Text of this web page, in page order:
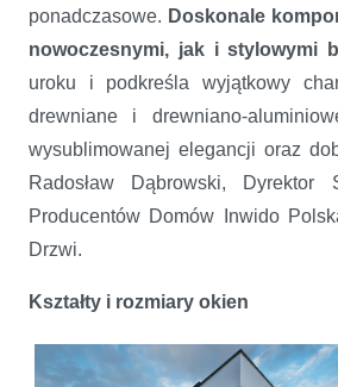
ponadczasowe. Doskonale
nowoczesnymi, jak i stylowymi
uroku i podkreśla wyjątkowy
drewniane i drewniano-
wysublimowanej elegancji oraz
Radosław Dąbrowski, Dyrektor
Producentów Domów Inwido
Drzwi.
Kształty i rozmiary okien